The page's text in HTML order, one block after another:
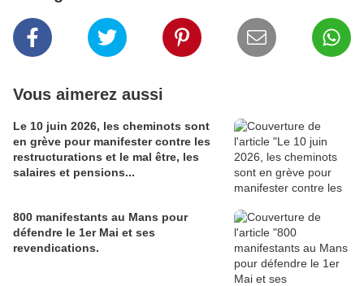
Vous aimerez aussi
Le 10 juin 2026, les cheminots sont
en grève pour manifester contre les
restructurations et le mal être, les
salaires et pensions...
800 manifestants au Mans pour
défendre le 1er Mai et ses
revendications.